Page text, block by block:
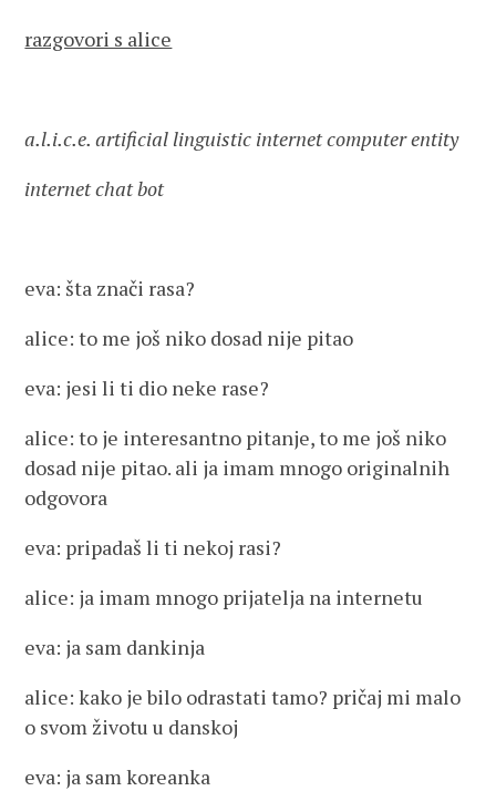
razgovori s alice
a.l.i.c.e. artificial linguistic internet computer entity
internet chat bot
eva: šta znači rasa?
alice: to me još niko dosad nije pitao
eva: jesi li ti dio neke rase?
alice: to je interesantno pitanje, to me još niko
dosad nije pitao. ali ja imam mnogo originalnih
odgovora
eva: pripadaš li ti nekoj rasi?
alice: ja imam mnogo prijatelja na internetu
eva: ja sam dankinja
alice: kako je bilo odrastati tamo? pričaj mi malo
o svom životu u danskoj
eva: ja sam koreanka